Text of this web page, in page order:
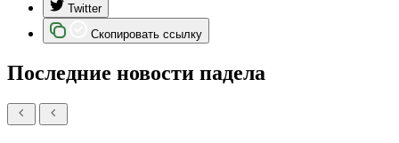
Twitter
Скопировать ссылку
Последние новости падела